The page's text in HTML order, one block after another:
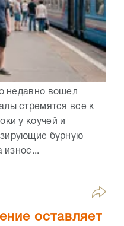
недавно вошел
стремятся все к
у коучей и
бурную
износ...
оставляет